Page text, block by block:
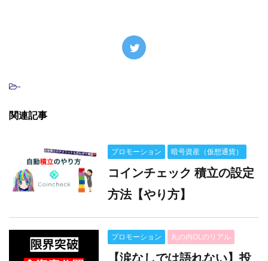
-
関連記事
プロモーション 暗号資産（仮想通貨）
コインチェック 積立の設定
方法【やり方】
プロモーション 丸の内OLのリアル
【涙なしでは語れない】投